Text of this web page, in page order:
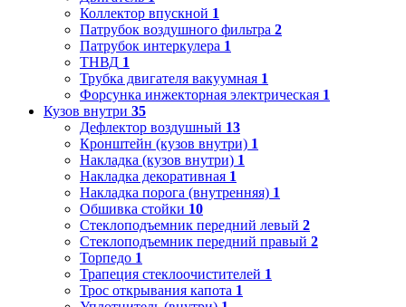
Коллектор впускной 1
Патрубок воздушного фильтра 2
Патрубок интеркулера 1
ТНВД 1
Трубка двигателя вакуумная 1
Форсунка инжекторная электрическая 1
Кузов внутри 35
Дефлектор воздушный 13
Кронштейн (кузов внутри) 1
Накладка (кузов внутри) 1
Накладка декоративная 1
Накладка порога (внутренняя) 1
Обшивка стойки 10
Стеклоподъемник передний левый 2
Стеклоподъемник передний правый 2
Торпедо 1
Трапеция стеклоочистителей 1
Трос открывания капота 1